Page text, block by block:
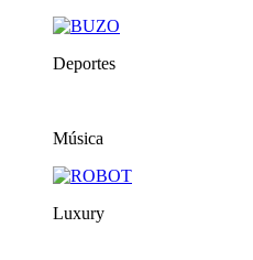
Deportes
Música
Luxury